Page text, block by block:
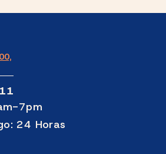
7pm
24 Horas